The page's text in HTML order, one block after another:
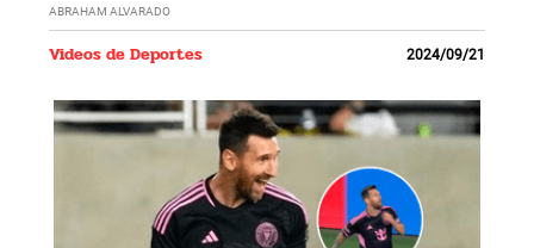
ABRAHAM ALVARADO
Videos de Deportes 2024/09/21